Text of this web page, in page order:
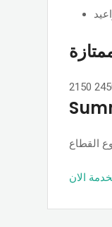
2150
الان